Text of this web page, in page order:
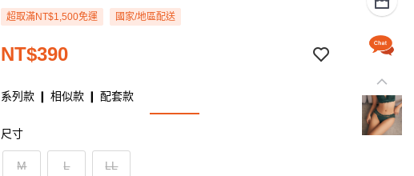
超取滿NT$1,500免運 國家/地區配送
NT$390
系列款 ❙ 相似款 ❙ 配套款
尺寸
M L LL